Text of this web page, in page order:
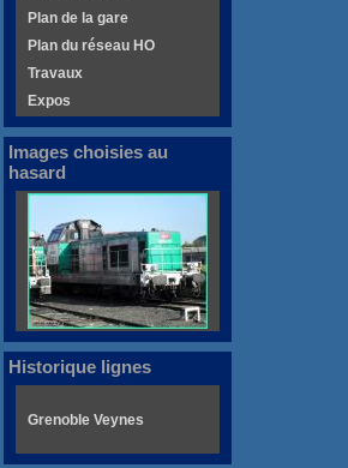
Plan de la gare
Plan du réseau HO
Travaux
Expos
Images choisies au
hasard
Historique lignes
Grenoble Veynes